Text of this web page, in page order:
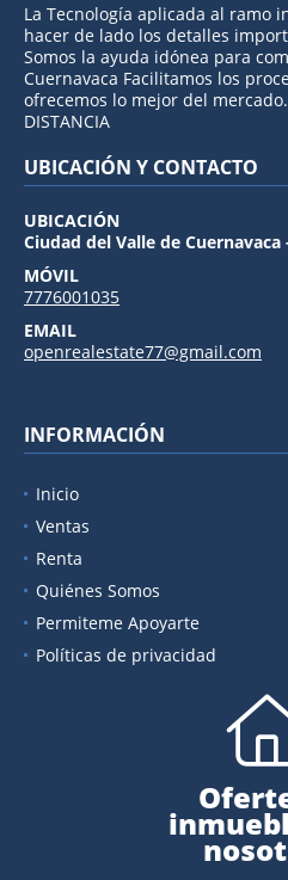
La Tecnología aplicada al ramo
hacer de lado los detalles
Somos la ayuda idónea para
Cuernavaca Facilitamos los
ofrecemos lo mejor del mercado.
DISTANCIA
UBICACIÓN Y CONTACTO
UBICACIÓN
Ciudad del Valle de
MÓVIL
7776001035
EMAIL
openrealestate77@gmail.com
INFORMACIÓN
Inicio
Ventas
Renta
Quiénes Somos
Permiteme Apoyarte
Políticas de privacidad